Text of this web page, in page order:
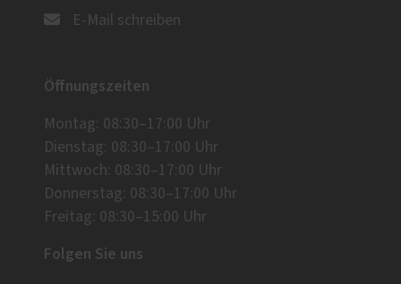
E-Mail schreiben
Öffnungszeiten
Montag: 08:30–17:00 Uhr
Dienstag: 08:30–17:00 Uhr
Mittwoch: 08:30–17:00 Uhr
Donnerstag: 08:30–17:00 Uhr
Freitag: 08:30–15:00 Uhr
Folgen Sie uns